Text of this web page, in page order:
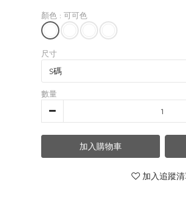
顏色 : 可可色
尺寸
數量
加入購物車
加入追蹤